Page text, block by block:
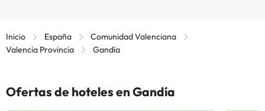
Inicio España
Comunidad Valenciana
Valencia Provincia
Gandía
Ofertas de hoteles en Gandía